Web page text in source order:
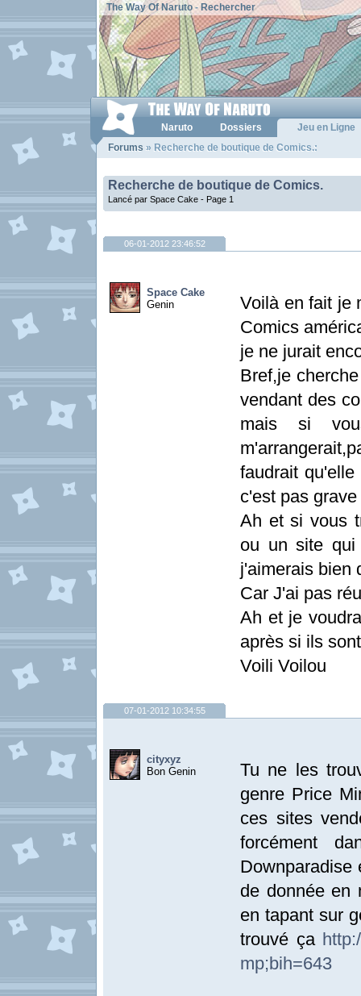
The Way Of Naruto- Rechercher
Naruto Dossiers
Jeu en Ligne
Forums » Recherche de boutique de Comics.:
Recherche de boutique de Comics.
Lancé par Space Cake - Page 1
06-01-2012 23:46:52
Space Cake
Genin
Voilà en fait je
Comics
je ne jurait
Bref,je
vendant des
mais si
faudrait
c'est pas
Ah et si vous
ou un site qui
j'aimerais bien
Car J'ai pas
Ah et je
après si ils
Voili Voilou
07-01-2012 10:34:55
cityxyz
Bon Genin
Tu ne les
genre Price
ces sites
forcément
Downparadise
de donnée en
en tapant sur
trouvé ça
mp;bih=643